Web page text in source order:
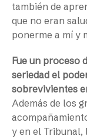
también de
que no eran
ponerme a mí y
Fue un proceso
seriedad el
sobrevivientes
Además de los
y en el Tribunal,